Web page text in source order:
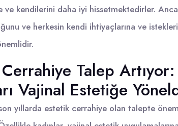
ve kendilerini daha iyi hissetmektedirler.
ve herkesin kendi ihtiyaçlarına ve
Talep
Vajinal Estetiğe
yıllarda estetik cerrahiye olan talepte